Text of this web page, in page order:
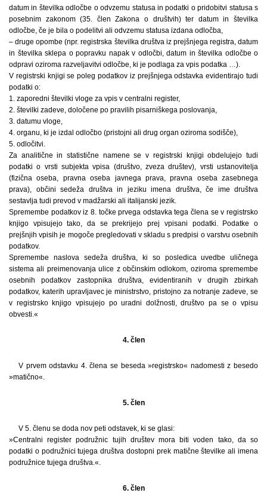
datum in številka odločbe o odvzemu statusa in podatki o pridobitvi statusa s
posebnim zakonom (35. člen Zakona o društvih) ter datum in številka
odločbe, če je bila o podelitvi ali odvzemu statusa izdana odločba,
– druge opombe (npr. registrska številka društva iz prejšnjega registra, datum
in številka sklepa o popravku napak v odločbi, datum in številka odločbe o
odpravi oziroma razveljavitvi odločbe, ki je podlaga za vpis podatka …).
V registrski knjigi se poleg podatkov iz prejšnjega odstavka evidentirajo tudi
podatki o:
1. zaporedni številki vloge za vpis v centralni register,
2. številki zadeve, določene po pravilih pisarniškega poslovanja,
3. datumu vloge,
4. organu, ki je izdal odločbo (pristojni ali drug organ oziroma sodišče),
5. odločitvi.
Za analitične in statistične namene se v registrski knjigi obdelujejo tudi
podatki o vrsti subjekta vpisa (društvo, zveza društev), vrsti ustanovitelja
(fizična oseba, pravna oseba javnega prava, pravna oseba zasebnega
prava), občini sedeža društva in jeziku imena društva, če ime društva
sestavlja tudi prevod v madžarski ali italijanski jezik.
Spremembe podatkov iz 8. točke prvega odstavka tega člena se v registrsko
knjigo vpisujejo tako, da se prekrijejo prej vpisani podatki. Podatke o
prejšnjih vpisih je mogoče pregledovati v skladu s predpisi o varstvu osebnih
podatkov.
Spremembe naslova sedeža društva, ki so posledica uvedbe uličnega
sistema ali preimenovanja ulice z občinskim odlokom, oziroma spremembe
osebnih podatkov zastopnika društva, evidentiranih v drugih zbirkah
podatkov, katerih upravljavec je ministrstvo, pristojno za notranje zadeve, se
v registrsko knjigo vpisujejo po uradni dolžnosti, društvo pa se o vpisu
obvesti.«
4. člen
V prvem odstavku 4. člena se beseda »registrsko« nadomesti z besedo
»matično«.
5. člen
V 5. členu se doda nov peti odstavek, ki se glasi:
»Centralni register podružnic tujih društev mora biti voden tako, da so
podatki o podružnici tujega društva dostopni prek matične številke ali imena
podružnice tujega društva.«.
6. člen